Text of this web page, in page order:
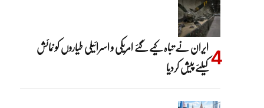
ایران نے تباہ کیے گئے امریکی و اسرائیلی طیاروں کو نمائش
کیلئے پیش کردیا